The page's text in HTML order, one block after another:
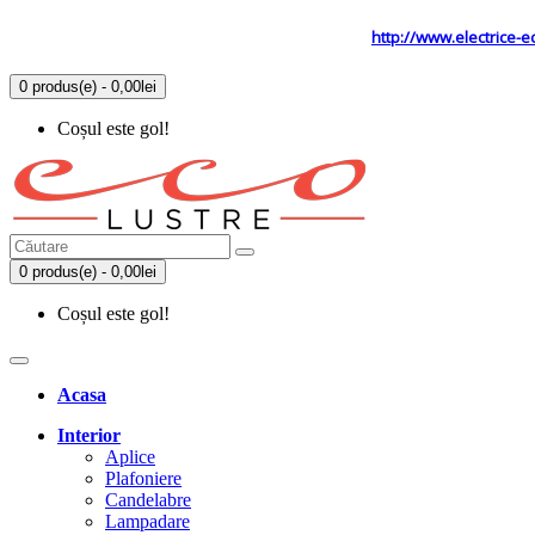
http://www.electrice-
0 produs(e) - 0,00lei
Coșul este gol!
0 produs(e) - 0,00lei
Coșul este gol!
Acasa
Interior
Aplice
Plafoniere
Candelabre
Lampadare